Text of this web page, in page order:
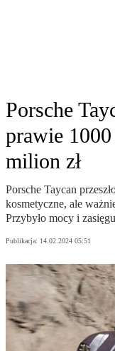
Porsche
prawie
milion zł
Porsche Taycan
kosmetyczne, ale
Przybyło mocy i
Publikacja: 14.02.2024 05:51